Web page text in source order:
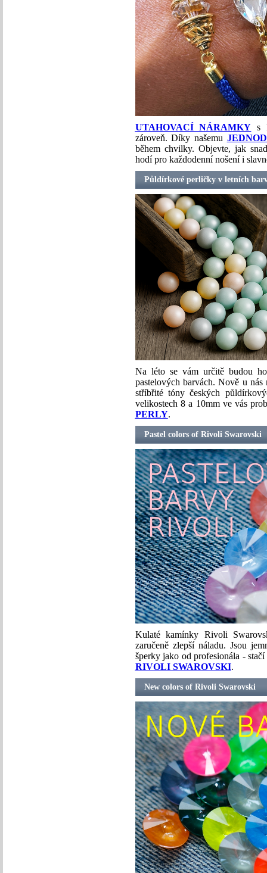
UTAHOVACÍ NÁRAMKY s
zároveň. Díky našemu
během chvilky. Objevte, jak
hodí pro každodenní nošení i
Půldírkové perličky v letních
Na léto se vám určitě budou
pastelových barvách. Nově u
stříbřité tóny českých
velikostech 8 a 10mm ve vás
PERLY.
Pastel colors of Rivoli Swarovski
Kulaté kamínky Rivoli
zaručeně zlepší náladu. Jsou
šperky jako od profesionála -
RIVOLI SWAROVSKI.
New colors of Rivoli Swarovski